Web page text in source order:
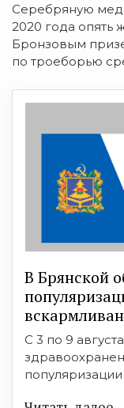
Серебряную
2020 года опять
Бронзовым
по троеборью
В Брянской
С 3 по 9
популяризации